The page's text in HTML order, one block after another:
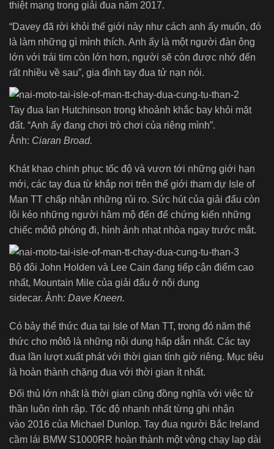
thiệt mạng trong giải đua năm 2017.
“Davey đã rời khỏi thế giới này như cách anh ấy muốn, đó
là làm những gì mình thích. Anh ấy là một người đàn ông
lớn với trái tim còn lớn hơn, người sẽ còn được nhớ đến
rất nhiều về sau”, gia đình tay đua tử nạn nói.
Tay đua Ian Hutchinson trong khoảnh khắc bay khỏi mặt
đất. “Anh ấy đang chơi trò chơi của riêng mình”.
Ảnh: Ciaran Broad.
Khát khao chinh phục tốc độ và vươn tới những giới hạn
mới, các tay đua từ khắp nơi trên thế giới tham dự Isle of
Man TT chấp nhận những rủi ro. Sức hút của giải đấu còn
lôi kéo những người hâm mộ đến để chứng kiến những
chiếc môtô phóng đi, hình ảnh nhạt nhòa ngay trước mắt.
Bộ đôi John Holden và Lee Cain đang tiếp cận điểm cao
nhất, Mountain Mile của giải đấu ở nội dung
sidecar. Ảnh: Dave Kneen.
Có bảy thể thức đua tại Isle of Man TT, trong đó năm thể
thức cho môtô là những nội dung hấp dẫn nhất. Các tay
đua lần lượt xuất phát với thời gian tính giờ riêng. Mục tiêu
là hoàn thành chặng đua với thời gian ít nhất.
Đối thủ lớn nhất là thời gian cũng đồng nghĩa với việc tử
thần luôn rình rập. Tốc độ nhanh nhất từng ghi nhận
vào 2016 của Michael Dunlop. Tay đua người Bắc Ireland
cầm lái BMW S1000RR hoàn thành một vòng chạy lap dài